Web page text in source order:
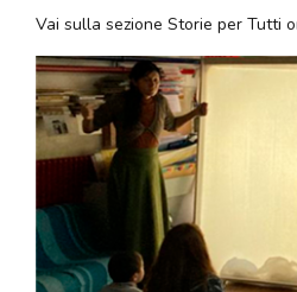
Vai sulla sezione Storie per Tutti